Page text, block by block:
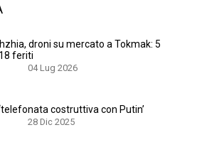
droni su mercato a Tokmak: 5
feriti
04 Lug 2026
costruttiva con Putin’
28 Dic 2025